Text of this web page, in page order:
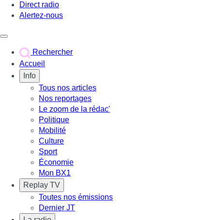
Direct radio
Alertez-nous
Rechercher
Accueil
Info
Tous nos articles
Nos reportages
Le zoom de la rédac'
Politique
Mobilité
Culture
Sport
Économie
Mon BX1
Replay TV
Toutes nos émissions
Dernier JT